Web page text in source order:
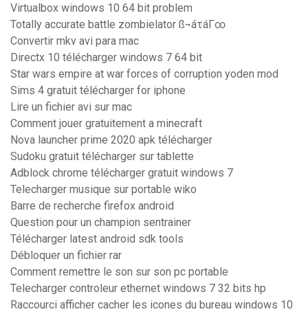
Virtualbox windows 10 64 bit problem
Totally accurate battle zombielator ß¬áτáΓ∞
Convertir mkv avi para mac
Directx 10 télécharger windows 7 64 bit
Star wars empire at war forces of corruption yoden mod
Sims 4 gratuit télécharger for iphone
Lire un fichier avi sur mac
Comment jouer gratuitement a minecraft
Nova launcher prime 2020 apk télécharger
Sudoku gratuit télécharger sur tablette
Adblock chrome télécharger gratuit windows 7
Telecharger musique sur portable wiko
Barre de recherche firefox android
Question pour un champion sentrainer
Télécharger latest android sdk tools
Débloquer un fichier rar
Comment remettre le son sur son pc portable
Telecharger controleur ethernet windows 7 32 bits hp
Raccourci afficher cacher les icones du bureau windows 10